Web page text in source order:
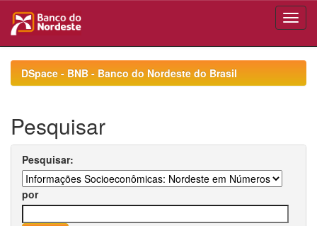
navigationDSpace - BNB - Banco do Nordeste do Brasil
Pesquisar
Pesquisar:
por